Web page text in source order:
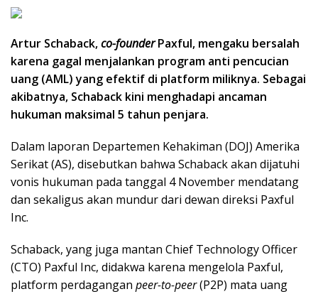
Artur Schaback,co-founderPaxful, mengaku bersalah
karena gagal menjalankan program anti pencucian
uang (AML) yang efektif di platform miliknya. Sebagai
akibatnya, Schaback kini menghadapi ancaman
hukuman maksimal 5 tahun penjara.
Dalam laporan Departemen Kehakiman (DOJ) Amerika
Serikat (AS), disebutkan bahwa Schaback akan dijatuhi
vonis hukuman pada tanggal 4 November mendatang
dan sekaligus akan mundur dari dewan direksi Paxful
Inc.
Schaback, yang juga mantan Chief Technology Officer
(CTO) Paxful Inc, didakwa karena mengelola Paxful,
platform perdagangan peer-to-peer(P2P) mata uang